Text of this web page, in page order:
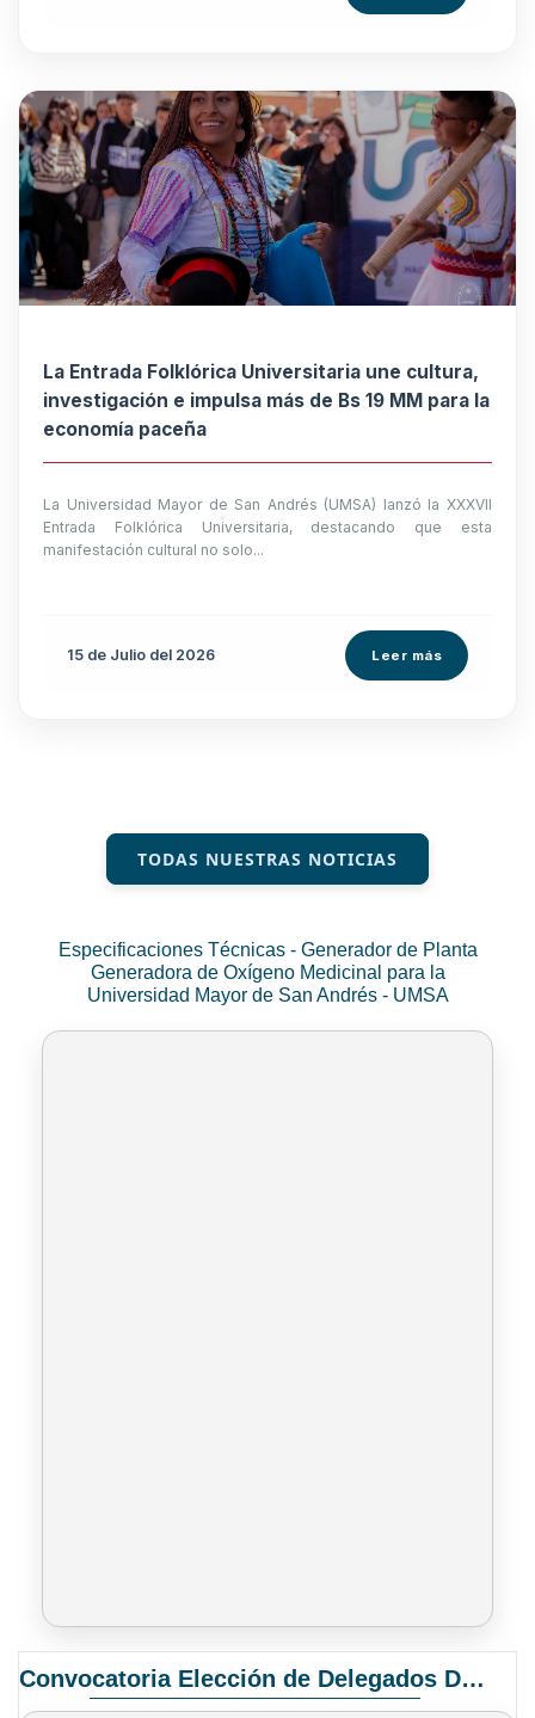
La Entrada Folklórica Universitaria une cultura,
investigación e impulsa más de Bs 19 MM para la
economía paceña
La Universidad Mayor de San Andrés (UMSA) lanzó la XXXVII
Entrada Folklórica Universitaria, destacando que esta
manifestación cultural no solo...
15 de Julio del 2026 Leer más
TODAS NUESTRAS NOTICIAS
Especificaciones Técnicas - Generador de Planta
Generadora de Oxígeno Medicinal para la
Universidad Mayor de San Andrés - UMSA
Convocatoria Elección de Delegados Docentes para el XIV Congreso Nacional de Universidades